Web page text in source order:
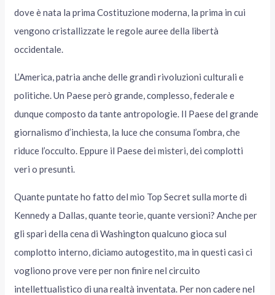
dove è nata la prima Costituzione moderna, la prima in cui
vengono cristallizzate le regole auree della libertà
occidentale.
L’America, patria anche delle grandi rivoluzioni culturali e
politiche. Un Paese però grande, complesso, federale e
dunque composto da tante antropologie. Il Paese del grande
giornalismo d’inchiesta, la luce che consuma l’ombra, che
riduce l’occulto. Eppure il Paese dei misteri, dei complotti
veri o presunti.
Quante puntate ho fatto del mio Top Secret sulla morte di
Kennedy a Dallas, quante teorie, quante versioni? Anche per
gli spari della cena di Washington qualcuno gioca sul
complotto interno, diciamo autogestito, ma in questi casi ci
vogliono prove vere per non finire nel circuito
intellettualistico di una realtà inventata. Per non cadere nel